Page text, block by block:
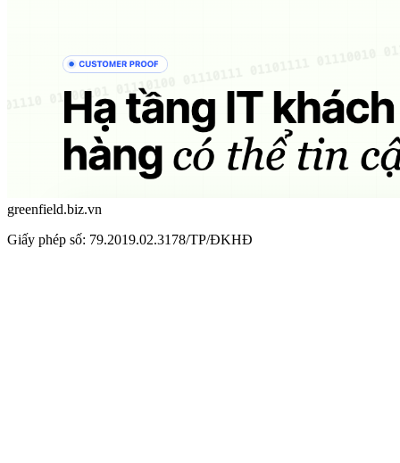
greenfield.biz.vn
Giấy phép số: 79.2019.02.3178/TP/ĐKHĐ